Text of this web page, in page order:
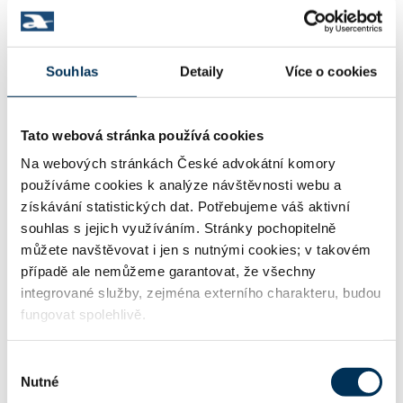
Souhlas Detaily Více o cookies
Tato webová stránka používá cookies
Na webových stránkách České advokátní komory
používáme cookies k analýze návštěvnosti webu a
získávání statistických dat. Potřebujeme váš aktivní
souhlas s jejich využíváním. Stránky pochopitelně
můžete navštěvovat i jen s nutnými cookies; v takovém
případě ale nemůžeme garantovat, že všechny
integrované služby, zejména externího charakteru, budou
fungovat spolehlivě.
souhlasu
Nutné
34 rozvody, společné jmění manželů
47 pojišťovací právo
TRVALE SPOLUPRACUJE S FIRMOU
HAVEL & PARTNERS s.r.o., advokátní kancelář